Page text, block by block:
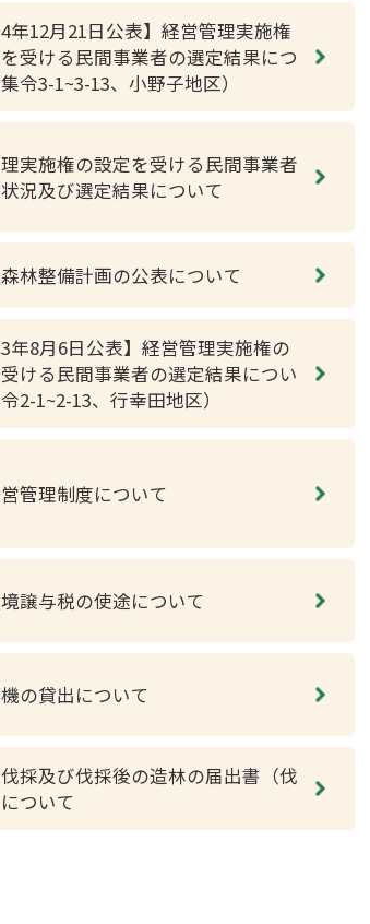
4年12月21日公表】経営管理実施権
受ける民間事業者の選定結果につ
令3-1~3-13、小野子地区）
実施権の設定を受ける民間事業者
況及び選定結果について
林整備計画の公表について
3年8月6日公表】経営管理実施権の
ける民間事業者の選定結果につい
2-1~2-13、行幸田地区）
管理制度について
譲与税の使途について
の貸出について
採及び伐採後の造林の届出書（伐
ついて